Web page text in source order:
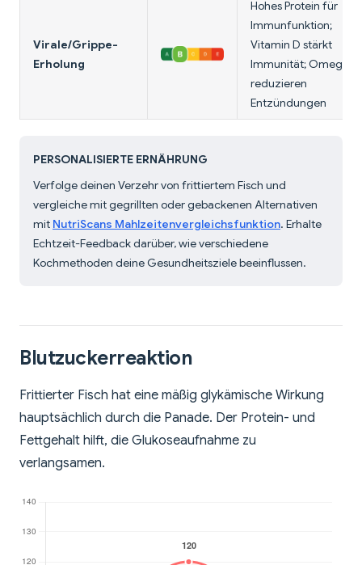
Virale/Grippe-
Erholung
Hohes Protein für
Immunfunktion;
Vitamin D stärkt
Immunität; Omega-3
reduzieren
Entzündungen
PERSONALISIERTE ERNÄHRUNG
Verfolge deinen Verzehr von frittiertem Fisch und
vergleiche mit gegrillten oder gebackenen Alternativen
mit NutriScans Mahlzeitenvergleichsfunktion. Erhalte
Echtzeit-Feedback darüber, wie verschiedene
Kochmethoden deine Gesundheitsziele beeinflussen.
Blutzuckerreaktion
Frittierter Fisch hat eine mäßig glykämische Wirkung
hauptsächlich durch die Panade. Der Protein- und
Fettgehalt hilft, die Glukoseaufnahme zu
verlangsamen.